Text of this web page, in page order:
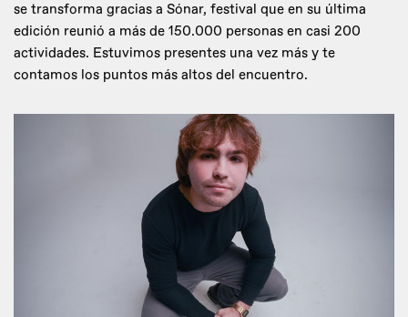
se transforma gracias a Sónar, festival que en su última
edición reunió a más de 150.000 personas en casi 200
actividades. Estuvimos presentes una vez más y te
contamos los puntos más altos del encuentro.